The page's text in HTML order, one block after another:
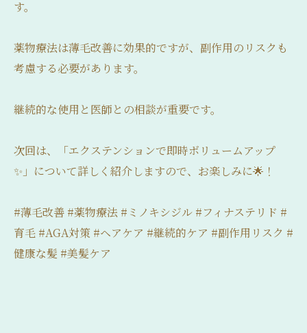
す。
薬物療法は薄毛改善に効果的ですが、副作用のリスクも
考慮する必要があります。
継続的な使用と医師との相談が重要です。
次回は、「エクステンションで即時ボリュームアップ
✨」について詳しく紹介しますので、お楽しみに🌟！
#薄毛改善 #薬物療法 #ミノキシジル #フィナステリド #
育毛 #AGA対策 #ヘアケア #継続的ケア #副作用リスク #
健康な髪 #美髪ケア